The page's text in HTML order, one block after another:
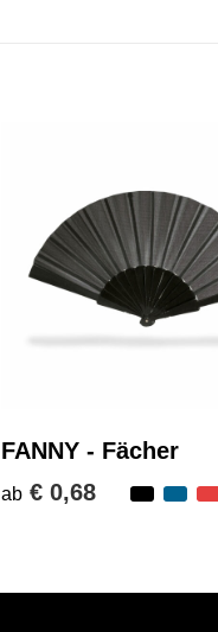
FANNY - Fächer
ab € 0,68